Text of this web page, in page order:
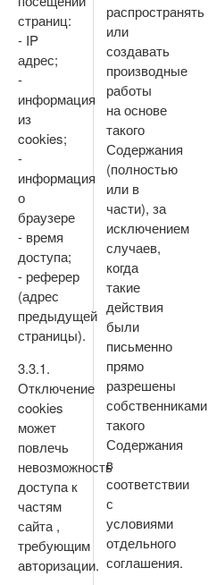
страниц:
- IP
адрес;
-
информация
из
cookies;
-
информация
о
браузере
- время
доступа;
- реферер
(адрес
предыдущей
страницы).
3.3.1.
Отключение
cookies
может
повлечь
невозможность
доступа к
частям
сайта ,
требующим
авторизации.
распространять
или
создавать
производные
работы
на основе
такого
Содержания
(полностью
или в
части), за
исключением
случаев,
когда
такие
действия
были
письменно
прямо
разрешены
собственниками
такого
Содержания
в
соответствии
с
условиями
отдельного
соглашения.